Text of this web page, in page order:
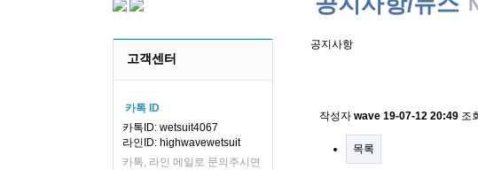
고객센터
카톡 ID
카톡ID: wetsuit4067
라인ID: highwavewetsuit
카톡, 라인 메일로 문의주시면
공지사항
작성자 wave 19-07-12 20:49 조
목록